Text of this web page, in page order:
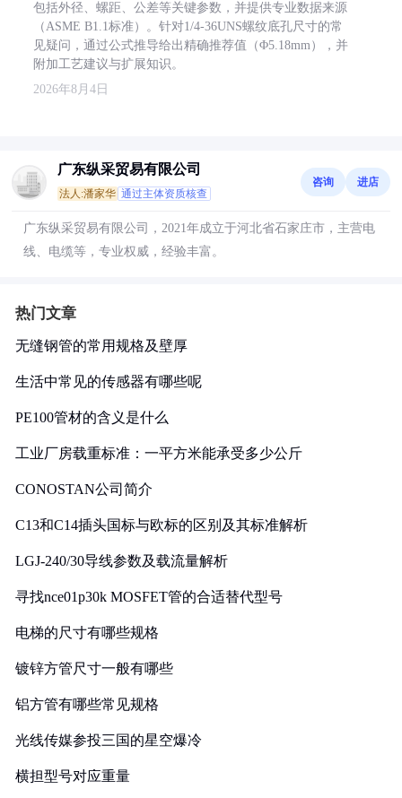
包括外径、螺距、公差等关键参数，并提供专业数据来源
（ASME B1.1标准）。针对1/4-36UNS螺纹底孔尺寸的常
见疑问，通过公式推导给出精确推荐值（Φ5.18mm），并
附加工艺建议与扩展知识。
2026年8月4日
广东纵采贸易有限公司
法人:潘家华 通过主体资质核查
咨询 进店
广东纵采贸易有限公司，2021年成立于河北省石家庄市，主营电
线、电缆等，专业权威，经验丰富。
热门文章
无缝钢管的常用规格及壁厚
生活中常见的传感器有哪些呢
PE100管材的含义是什么
工业厂房载重标准：一平方米能承受多少公斤
CONOSTAN公司简介
C13和C14插头国标与欧标的区别及其标准解析
LGJ-240/30导线参数及载流量解析
寻找nce01p30k MOSFET管的合适替代型号
电梯的尺寸有哪些规格
镀锌方管尺寸一般有哪些
铝方管有哪些常见规格
光线传媒参投三国的星空爆冷
横担型号对应重量